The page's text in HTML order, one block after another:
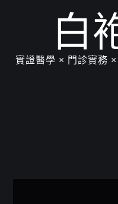
白
實證醫學 × 門診實務